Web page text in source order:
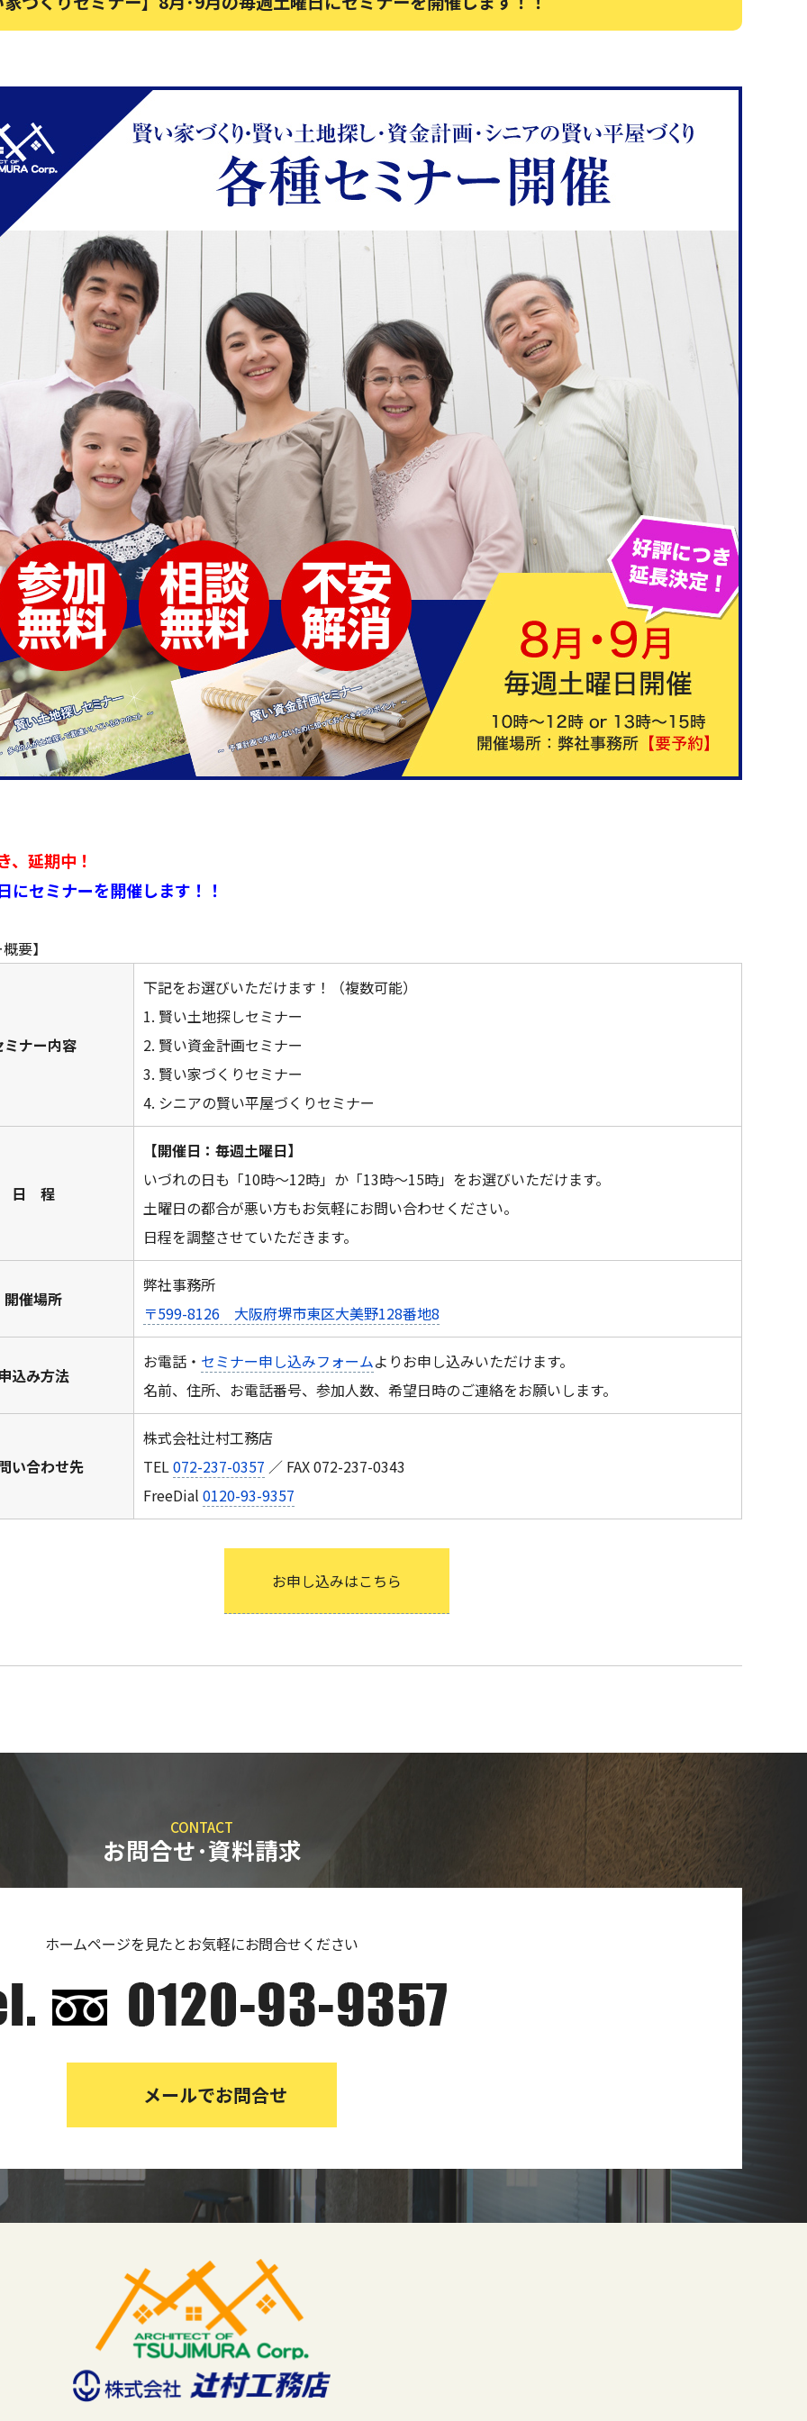
、延期中！
にセミナーを開催します！！
要】
ミナー内容
下記をお選びいただけます！（複数可能）
1. 賢い土地探しセミナー
2. 賢い資金計画セミナー
3. 賢い家づくりセミナー
4. シニアの賢い平屋づくりセミナー
日 程
【開催日：毎週土曜日】
いづれの日も「10時～12時」か「13時～15時」をお選びいただけます。
土曜日の都合が悪い方もお気軽にお問い合わせください。
日程を調整させていただきます。
開催場所
弊社事務所
〒599-8126 大阪府堺市東区大美野128番地8
込み方法
お電話・ セミナー申し込みフォームよりお申し込みいただけます。
名前、住所、お電話番号、参加人数、希望日時のご連絡をお願いします。
い合わせ先
株式会社辻村工務店
TEL072-237-0357 ／ FAX 072-237-0343
FreeDial 0120-93-9357
お申し込みはこちら
CONTACT
お問合せ･資料請求
ホームページを見たとお気軽にお問合せください
メールでお問合せ